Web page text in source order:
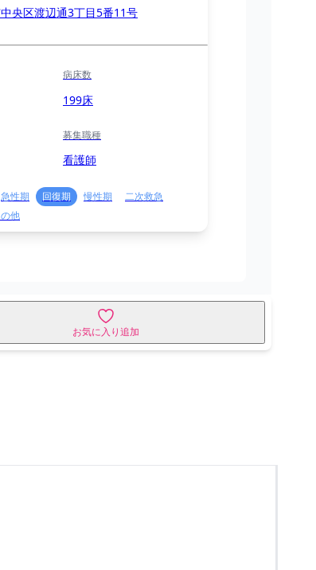
央区渡辺通3丁目5番11号
病床数
199床
募集職種
看護師
急性期 回復期 慢性期
二次救急
他
お気に入り追加